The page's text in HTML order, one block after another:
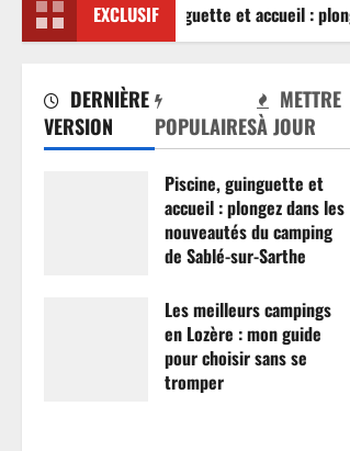
EXCLUSIF
Piscine, guinguette et accueil :
DERNIÈRE
VERSION
POPULAIRES
METTRE
À JOUR
Piscine, guinguette et
accueil : plongez dans les
nouveautés du camping
de Sablé-sur-Sarthe
Les meilleurs campings
en Lozère : mon guide
pour choisir sans se
tromper